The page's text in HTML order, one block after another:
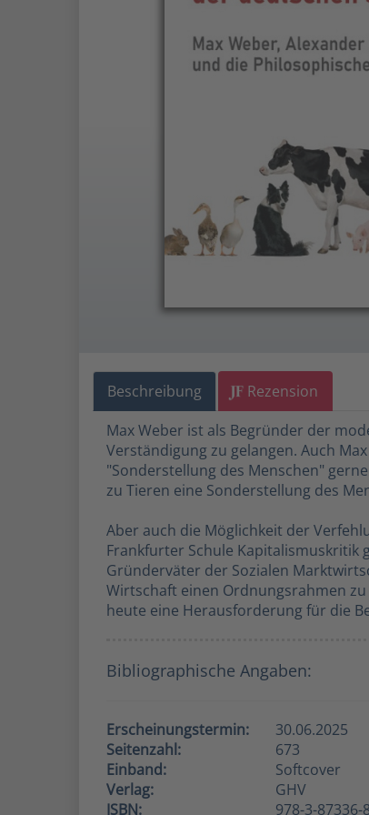
Beschreibung
Rezension
Max Weber ist als Begründer der
Verständigung zu gelangen. Auch
"Sonderstellung des Menschen"
zu Tieren eine Sonderstellung des
Aber auch die Möglichkeit der
Frankfurter Schule Kapitalismuskritik
Gründerväter der Sozialen
Wirtschaft einen Ordnungsrahmen
heute eine Herausforderung für die
Bibliographische Angaben:
Erscheinungstermin:
30.06.2025
Seitenzahl:
673
Einband:
Softcover
Verlag:
GHV
ISBN:
978-3-87336-